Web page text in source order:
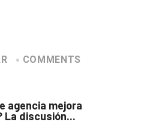
COMMENTS
agencia mejora
La discusión...